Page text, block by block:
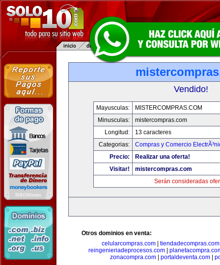
Vendido!
Mayusculas:
MISTERCOMPRAS.COM
Minusculas:
mistercompras.com
Longitud:
13 caracteres
Categorias:
Compras y Comercio
Precio:
Realizar una oferta!
Visitar!
mistercompras.com
Serán consideradas
Otros dominios en venta:
celularcompras.com| tiendadecompras.com
reingenieriadeprocesos.com|
zonacompra.com| portaldeventa.com|